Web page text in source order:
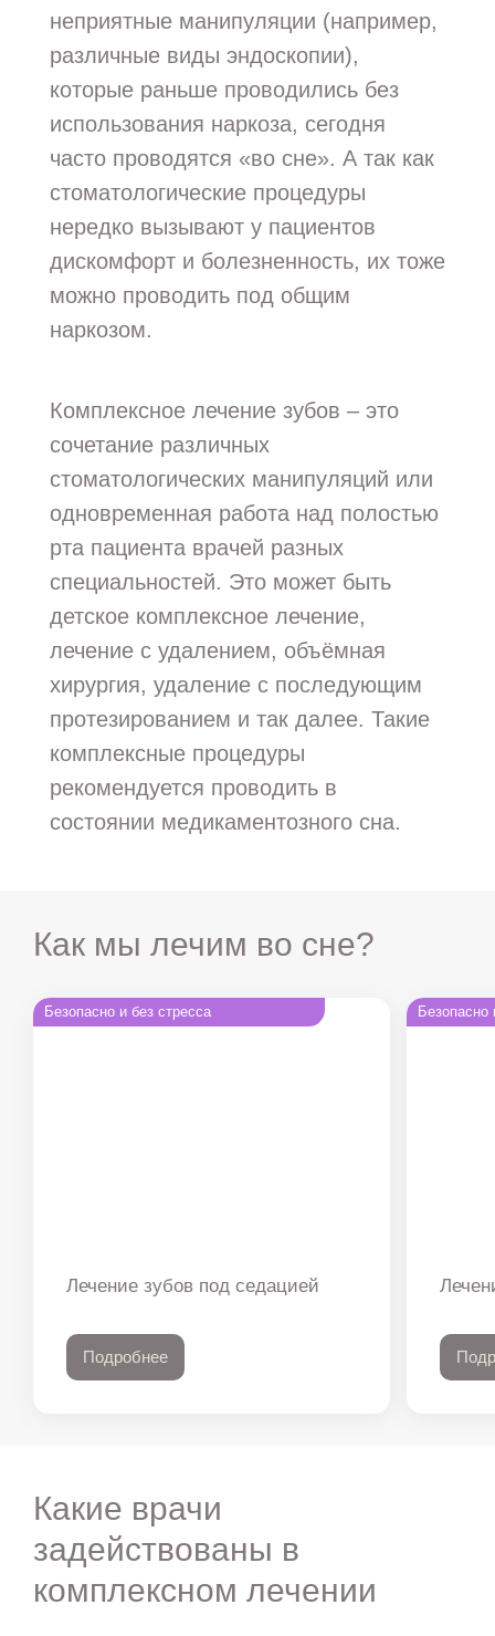
неприятные манипуляции (например,
различные виды эндоскопии),
которые раньше проводились без
использования наркоза, сегодня
часто проводятся «во сне». А так как
стоматологические процедуры
нередко вызывают у пациентов
дискомфорт и болезненность, их тоже
можно проводить под общим
наркозом.
Комплексное лечение зубов – это
сочетание различных
стоматологических манипуляций или
одновременная работа над полостью
рта пациента врачей разных
специальностей. Это может быть
детское комплексное лечение,
лечение с удалением, объёмная
хирургия, удаление с последующим
протезированием и так далее. Такие
комплексные процедуры
рекомендуется проводить в
состоянии медикаментозного сна.
Как мы лечим во сне?
Безопасно и без стресса
Лечение зубов под седацией
Подробнее
Безопасно
Какие врачи
задействованы в
комплексном лечении